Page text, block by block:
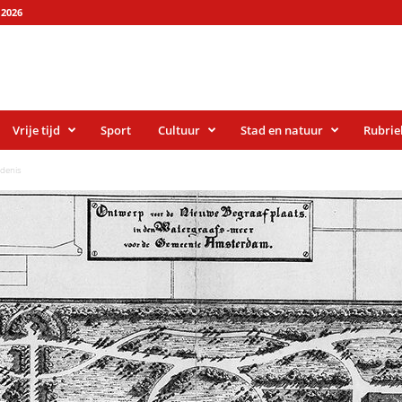
Vrije tijd Sport Cultuur Stad en natuur